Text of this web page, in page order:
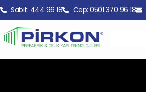
Sabit: 444 96 18 Cep: 0501 370 96 18